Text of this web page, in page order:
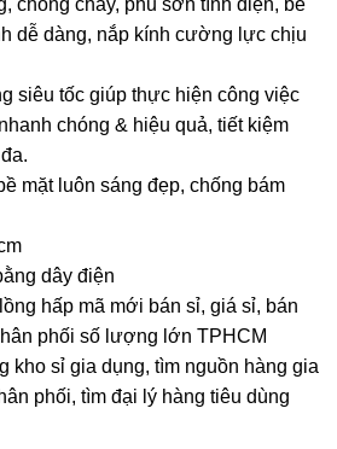
chống cháy, phủ sơn tĩnh điện, bề
dễ dàng, nắp kính cường lực chịu
siêu tốc giúp thực hiện công việc
chóng & hiệu quả, tiết kiệm
mặt luôn sáng đẹp, chống bám
dây điện
hấp mã mới bán sỉ, giá sỉ, bán
phối số lượng lớn TPHCM
kho sỉ gia dụng, tìm nguồn hàng gia
phối, tìm đại lý hàng tiêu dùng